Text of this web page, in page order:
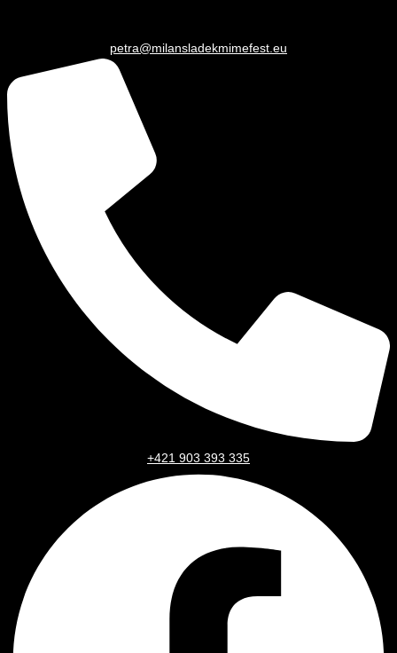
petra@milansladekmimefest.eu
+421 903 393 335